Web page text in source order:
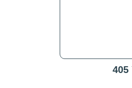
405